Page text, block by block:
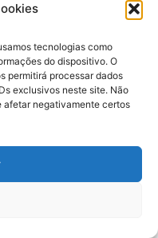
tecnologias como
do dispositivo. O
permitirá processar dados
exclusivos neste site. Não
afetar negativamente certos
e